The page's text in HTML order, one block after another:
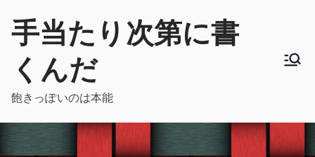
手当たり次第に書
くんだ
飽きっぽいのは本能